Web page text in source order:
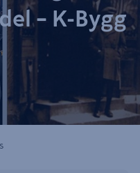
– K-Bygg